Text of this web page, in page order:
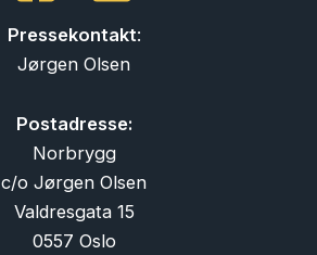
Pressekontakt:
Jørgen Olsen
Postadresse:
Norbrygg
c/o Jørgen Olsen
Valdresgata 15
0557 Oslo